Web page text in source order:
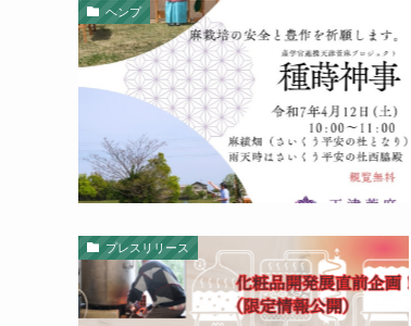
ヘンプ
プレスリリース